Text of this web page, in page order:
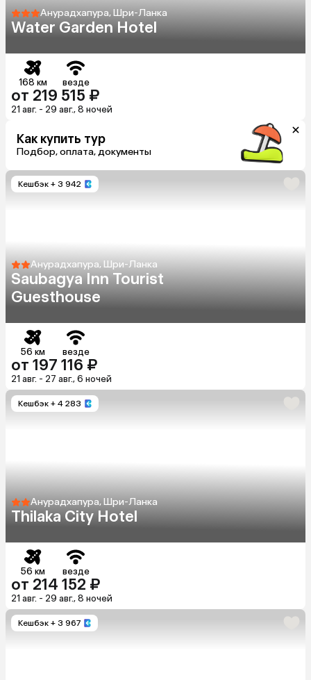
Анурадхапура, Шри-Ланка
Water Garden Hotel
168 км везде
от 219 515 ₽
21 авг. - 29 авг., 8 ночей
Как купить тур
Подбор, оплата, документы
Кешбэк + 3 942
Анурадхапура, Шри-Ланка
Saubagya Inn Tourist
Guesthouse
56 км везде
от 197 116 ₽
21 авг. - 27 авг., 6 ночей
Кешбэк + 4 283
Анурадхапура, Шри-Ланка
Thilaka City Hotel
56 км везде
от 214 152 ₽
21 авг. - 29 авг., 8 ночей
Кешбэк + 3 967